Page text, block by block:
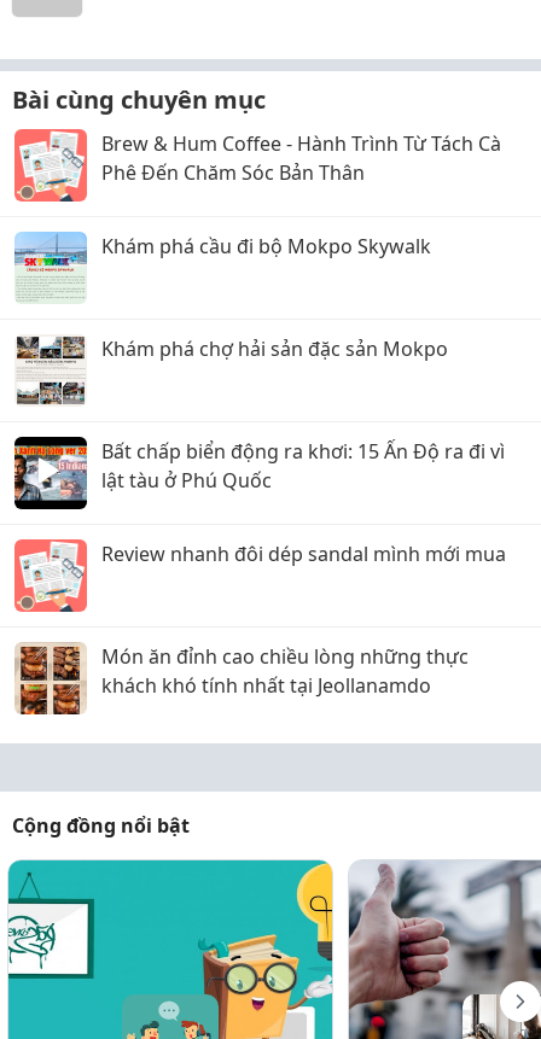
Bài cùng chuyên mục
Brew & Hum Coffee - Hành Trình Từ Tách Cà
Phê Đến Chăm Sóc Bản Thân
Khám phá cầu đi bộ Mokpo Skywalk
Khám phá chợ hải sản đặc sản Mokpo
Bất chấp biển động ra khơi: 15 Ấn Độ ra đi vì
lật tàu ở Phú Quốc
Review nhanh đôi dép sandal mình mới mua
Món ăn đỉnh cao chiều lòng những thực
khách khó tính nhất tại Jeollanamdo
Cộng đồng nổi bật